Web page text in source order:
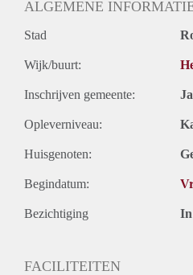
ALGEMENE
Stad
Wijk/buurt:
Inschrijven gemeente: Ja
Opleverniveau:
Huisgenoten:
Begindatum:
Bezichtiging In
FACILITEITEN